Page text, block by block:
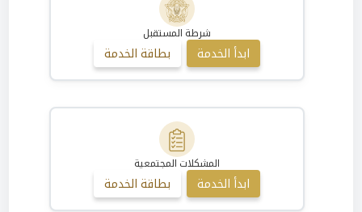
شرطة المستقبل
ابدأ الخدمة بطاقة الخدمة
المشكلات المجتمعية
ابدأ الخدمة بطاقة الخدمة